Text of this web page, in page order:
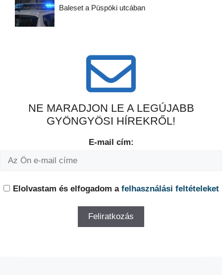
Baleset a Püspöki utcában
NE MARADJON LE A LEGÚJABB
GYÖNGYÖSI HÍREKRŐL!
E-mail cím:
Elolvastam és elfogadom a felhasználási feltételeket